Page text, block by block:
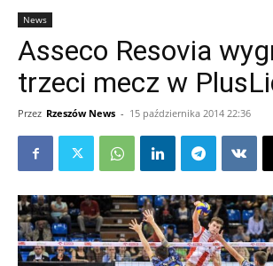
News
Asseco Resovia
trzeci mecz w
Przez Rzeszów News - 15 października 2014 22:36